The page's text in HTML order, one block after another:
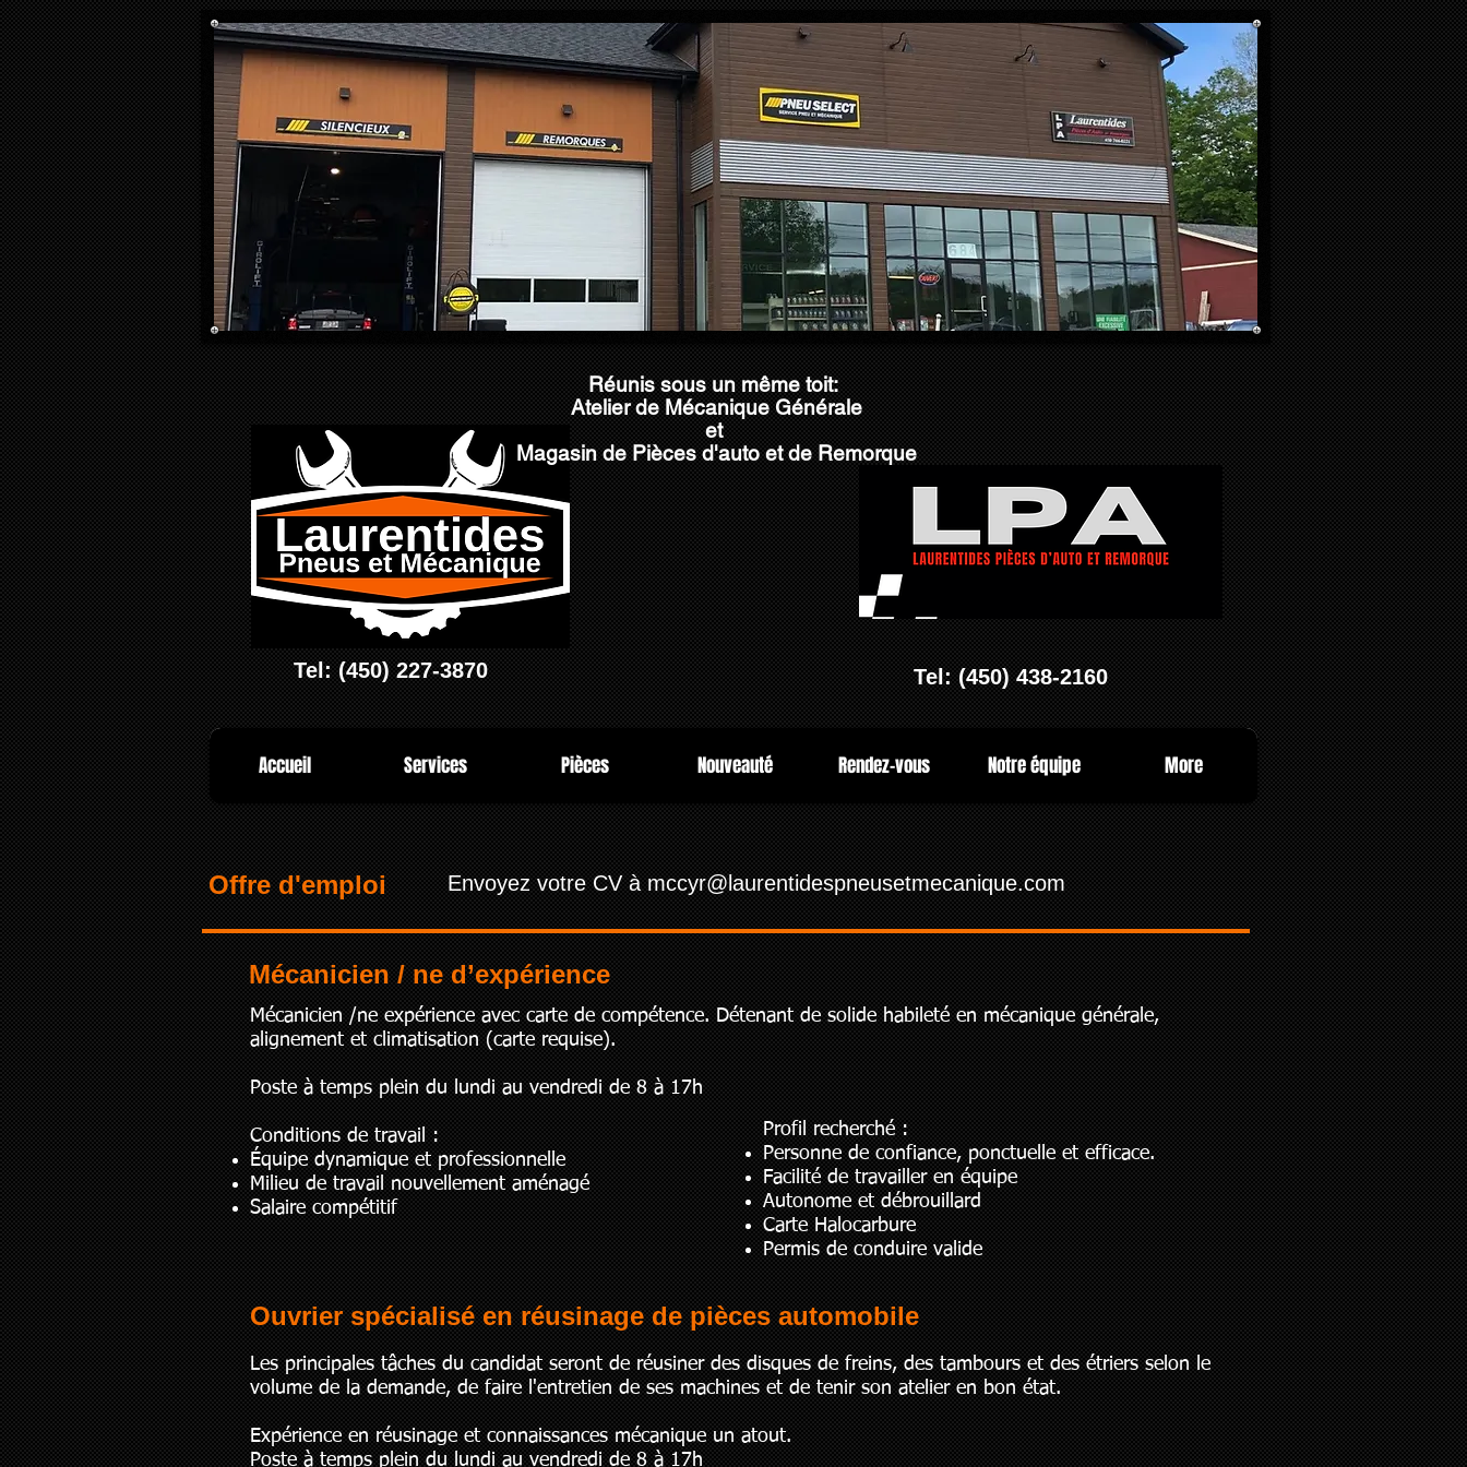
Réunis sous un même toit:
Atelier de Mécanique Générale
et
Magasin de Pièces d'auto et de Remorque
Tel: (450) 227-3870 Tel: (450) 438-2160
Accueil Services Pièces Nouveauté Rendez-vous Notre équipe More
Offre d'emploi Envoyez votre CV à mccyr@laurentidespneusetmecanique.com
Mécanicien / ne d’expérience
Mécanicien /ne expérience avec carte de compétence. Détenant de solide habileté en mécanique générale,
alignement et climatisation (carte requise).
Poste à temps plein du lundi au vendredi de 8 à 17h
Conditions de travail :
Équipe dynamique et professionnelle
Milieu de travail nouvellement aménagé
Salaire compétitif
Profil recherché :
Personne de confiance, ponctuelle et efficace.
Facilité de travailler en équipe
Autonome et débrouillard
Carte Halocarbure
Permis de conduire valide
Ouvrier spécialisé en réusinage de pièces automobile
Les principales tâches du candidat seront de réusiner des disques de freins, des tambours et des étriers selon le
volume de la demande, de faire l'entretien de ses machines et de tenir son atelier en bon état.
Expérience en réusinage et connaissances mécanique un atout.
Poste à temps plein du lundi au vendredi de 8 à 17h